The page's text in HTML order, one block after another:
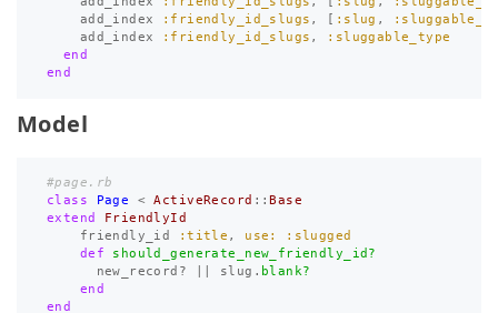
add_index
:friendly_id_slugs , [ :slug ,
add_index
:friendly_id_slugs ,
:sluggable_type
end
end
Model
#page.rb
class
Page < ActiveRecord :: Base
extend
FriendlyId
friendly_id
:title ,
use: :slugged
def
should_generate_new_friendly_id?
new_record?
slug . blank?
end
end